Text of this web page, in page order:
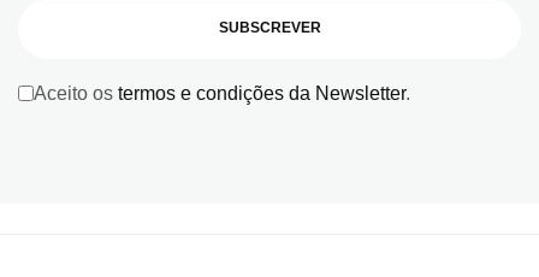
SUBSCREVER
Aceito os termos e condições da Newsletter.